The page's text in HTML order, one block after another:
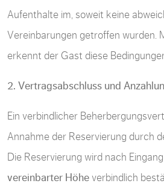
Aufenthalte im, soweit keine
Vereinbarungen getroffen wurden.
erkennt der Gast diese
2. Vertragsabschluss und
Ein verbindlicher
Annahme der Reservierung durch
Die Reservierung wird nach
vereinbarter Höhe verbindlich